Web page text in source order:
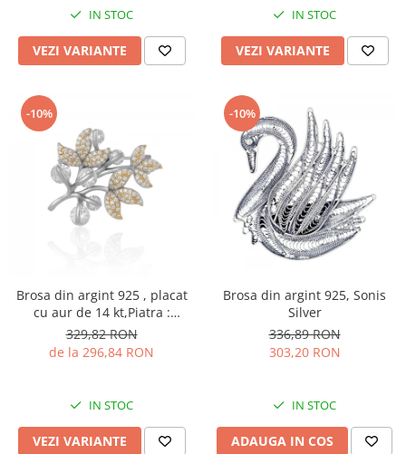
IN STOC
VEZI VARIANTE
IN STOC
VEZI VARIANTE
-10%
Brosa din argint 925 , placat
cu aur de 14 kt,Piatra :
zirconia fatetata si cubic
zirconia,Culoare;
transparenta
329,82 RON
de la 296,84 RON
IN STOC
VEZI VARIANTE
-10%
Brosa din argint 925, Sonis
Silver
336,89 RON
303,20 RON
IN STOC
ADAUGA IN COS